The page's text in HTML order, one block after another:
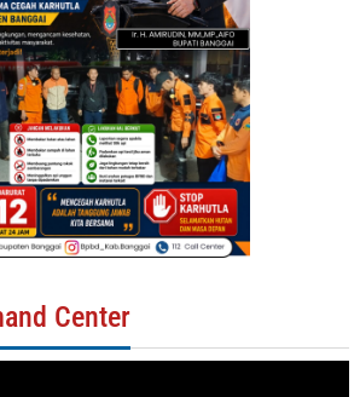
Center